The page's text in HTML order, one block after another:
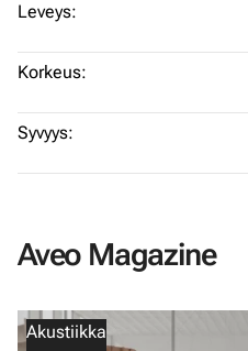
Leveys:
Korkeus:
Syvyys:
Aveo Magazine
Akustiikka